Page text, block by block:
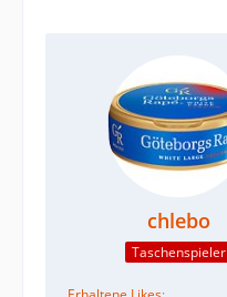
chlebo
Taschenspieler